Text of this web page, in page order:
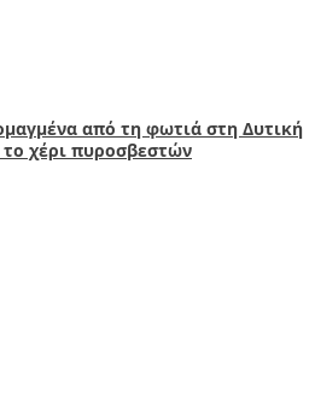
από τη φωτιά στη Δυτική
χέρι πυροσβεστών